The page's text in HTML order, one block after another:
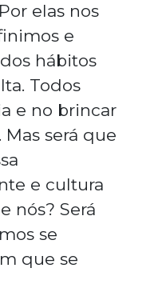
elas nos
e
hábitos
Todos
e no brincar
será que
e cultura
nós? Será
se
que se